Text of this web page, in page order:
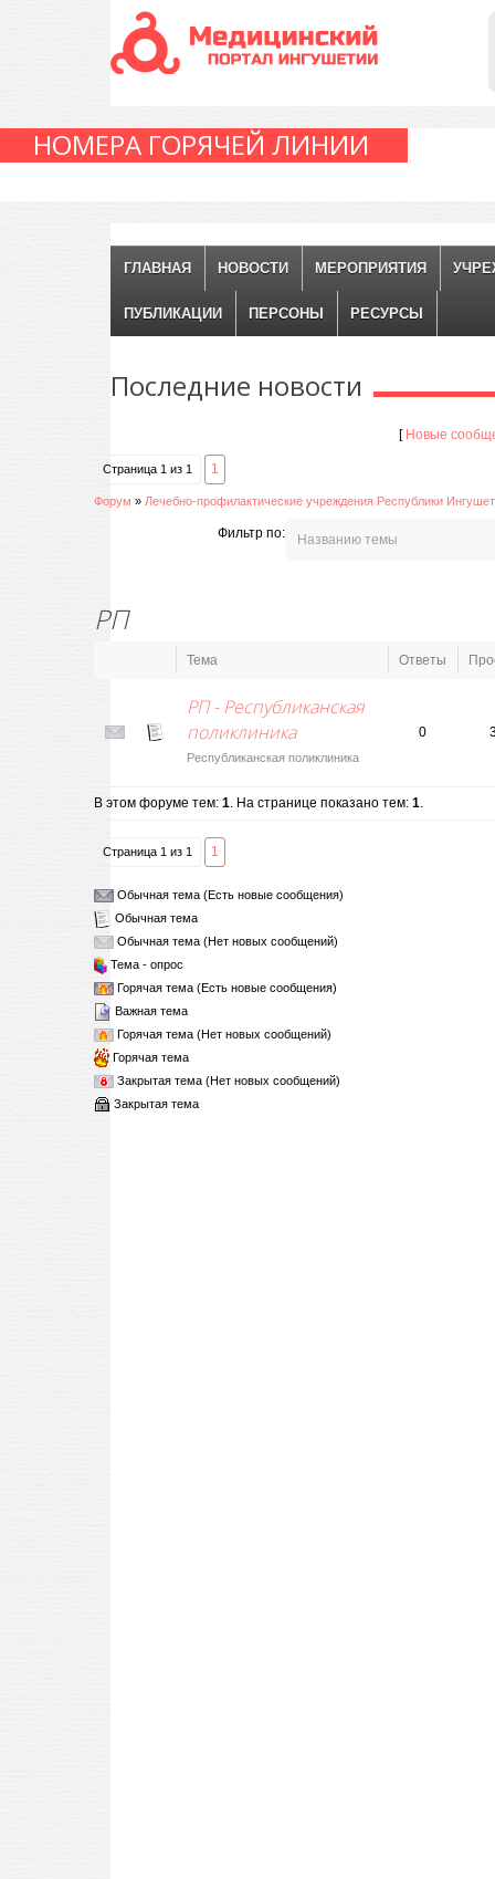
НОМЕРА ГОРЯЧЕЙ ЛИНИИ
ГЛАВНАЯ НОВОСТИ МЕРОПРИЯТИЯ
ПУБЛИКАЦИИ ПЕРСОНЫ РЕСУРСЫ
Последние новости
[ Новые
Страница 1 из 1 1
Форум » Лечебно-профилактические учреждения Республики
Фильтр по:
РП
Тема Ответы
РП - Республиканская
поликлиника
Республиканская поликлиника
0
В этом форуме тем: 1 . На странице показано тем: 1
Страница 1 из 1 1
Обычная тема (Есть новые сообщения)
Обычная тема
Обычная тема (Нет новых сообщений)
Тема - опрос
Горячая тема (Есть новые сообщения)
Важная тема
Горячая тема (Нет новых сообщений)
Горячая тема
Закрытая тема (Нет новых сообщений)
Закрытая тема